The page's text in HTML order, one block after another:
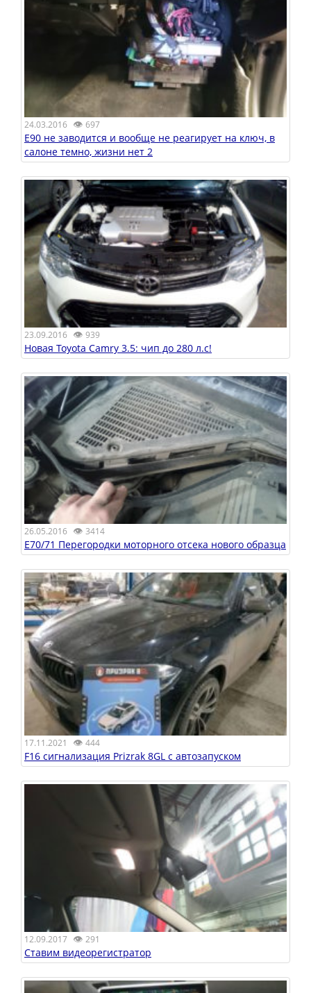
24.03.2016 👁 697
E90 не заводится и вообще не реагирует на ключ, в
салоне темно, жизни нет 2
23.09.2016 👁 939
Новая Toyota Camry 3.5: чип до 280 л.с!
26.05.2016 👁 3414
Е70/71 Перегородки моторного отсека нового образца
17.11.2021 👁 444
F16 сигнализация Prizrak 8GL с автозапуском
12.09.2017 👁 291
Ставим видеорегистратор